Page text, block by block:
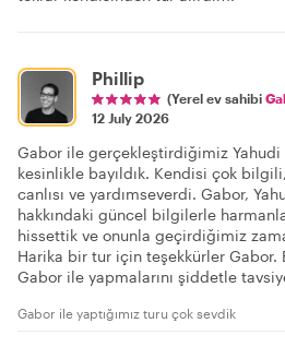
Phillip
(Yerel ev sahibi
12 July 2026
Gabor ile gerçekleştirdiğimiz Yahudi
kesinlikle bayıldık. Kendisi çok bilgili,
canlısı ve yardımseverdi. Gabor,
hakkındaki güncel bilgilerle
hissettik ve onunla geçirdiğimiz
Harika bir tur için teşekkürler Gabor.
Gabor ile yapmalarını şiddetle
Gabor ile yaptığımız turu çok sevdik